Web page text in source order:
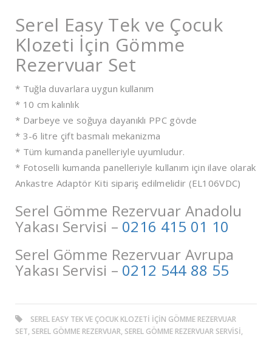
Serel Easy Tek ve Çocuk
Klozeti İçin Gömme
Rezervuar Set
* Tuğla duvarlara uygun kullanım
* 10 cm kalınlık
* Darbeye ve soğuya dayanıklı PPC gövde
* 3-6 litre çift basmalı mekanizma
* Tüm kumanda panelleriyle uyumludur.
* Fotoselli kumanda panelleriyle kullanım için ilave olarak
Ankastre Adaptör Kiti sipariş edilmelidir (EL106VDC)
Serel Gömme Rezervuar Anadolu
Yakası Servisi – 0216 415 01 10
Serel Gömme Rezervuar Avrupa
Yakası Servisi – 0212 544 88 55
SEREL EASY TEK VE ÇOCUK KLOZETI İÇIN GÖMME REZERVUAR
SET, SEREL GÖMME REZERVUAR, SEREL GÖMME REZERVUAR SERVISI,